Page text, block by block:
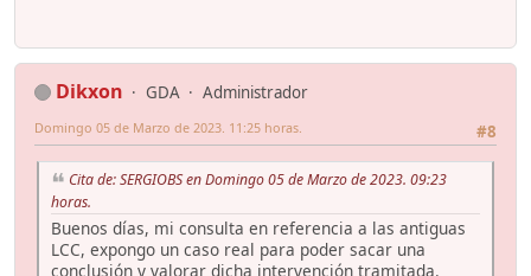
Dikxon GDA
Administrador
#8
Domingo 05 de Marzo de 2023. 11:25 horas.
Cita de: SERGIOBS en Domingo 05 de Marzo de 2023. 09:23
horas.
Buenos días, mi consulta en referencia a las antiguas
LCC, expongo un caso real para poder sacar una
conclusión y valorar dicha intervención tramitada.